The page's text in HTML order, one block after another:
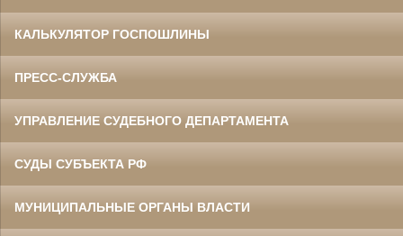
КАЛЬКУЛЯТОР ГОСПОШЛИНЫ
ПРЕСС-СЛУЖБА
УПРАВЛЕНИЕ СУДЕБНОГО ДЕПАРТАМЕНТА
СУДЫ СУБЪЕКТА РФ
МУНИЦИПАЛЬНЫЕ ОРГАНЫ ВЛАСТИ